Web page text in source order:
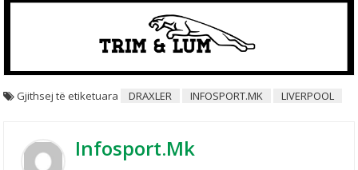
Gjithsej të etiketuara DRAXLER INFOSPORT.MK LIVERPOOL
Infosport.mk